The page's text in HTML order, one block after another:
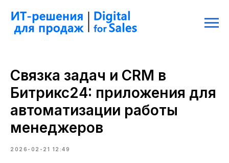
Связка задач и CRM в
Битрикс24: приложения для
автоматизации работы
менеджеров
2026-02-21 12:49